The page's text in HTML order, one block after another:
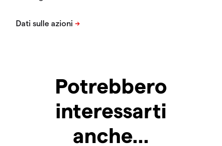
Potrebbero
interessarti
anche…